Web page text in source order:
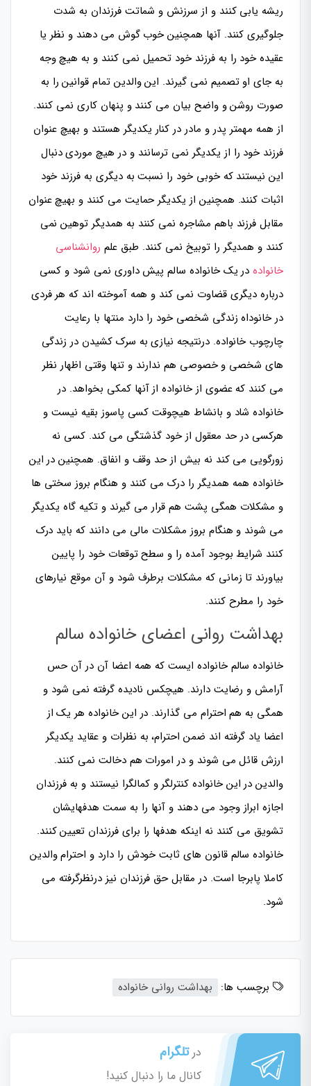
ریشه یابی کنند و از سرزنش و شماتت فرزندان به شدت
جلوگیری کنند. آنها همچنین خوب گوش می دهند و نظر یا
عقیده خود را به فرزند خود تحمیل نمی کنند و به هیچ وجه
به جای او تصمیم نمی گیرند. این والدین تمام قوانین را به
صورت روشن و واضح بیان می کنند و پنهان کاری نمی کنند.
از همه مهمتر پدر و مادر در کنار یکدیگر هستند و بهیچ عنوان
فرزند خود را از یکدیگر نمی ترسانند و در هیچ موردی دنبال
این نیستند که خوبی خود را نسبت به دیگری به فرزند خود
اثبات کنند. همچنین از یکدیگر حمایت می کنند و بهیچ عنوان
مقابل فرزند باهم مشاجره نمی کنند به همدیگر توهین نمی
کنند و همدیگر را توبیخ نمی کنند. طبق علم روانشناسی
خانوادهدر یک خانواده سالم پیش داوری نمی شود و کسی
درباره دیگری قضاوت نمی کند و همه آموخته اند که هر فردی
در خانوداه زندگی شخصی خود را دارد منتها با رعایت
چارچوب خانواده. درنتیجه نیازی به سرک کشیدن در زندگی
های شخصی و خصوصی هم ندارند و تنها وقتی اظهار نظر
می کنند که عضوی از خانواده از آنها کمکی بخواهد. در
خانواده شاد و بانشاط هیچوقت کسی پاسوز بقیه نیست و
هرکسی در حد معقول از خود گذشتگی می کند. کسی نه
زورگویی می کند نه بیش از حد وقف و انفاق. همچنین در این
خانواده همه همدیگر را درک می کنند و هنگام بروز سختی ها
و مشکلات همگی پشت هم قرار می گیرند و تکیه گاه یکدیگر
می شوند و هنگام بروز مشکلات مالی می دانند که باید درک
کنند شرایط بوجود آمده را و سطح توقعات خود را پایین
بیاورند تا زمانی که مشکلات برطرف شود و آن موقع نیارهای
خود را مطرح کنند.
بهداشت روانی اعضای خانواده سالم
خانواده سالم خانواده ایست که همه اعضا آن در آن حس
آرامش و رضایت دارند. هیچکس نادیده گرفته نمی شود و
همگی به هم احترام می گذارند. در این خانواده هر یک از
اعضا یاد گرفته اند ضمن احترام، به نظرات و عقاید یکدیگر
ارزش قائل می شوند و در امورات هم دخالت نمی کنند.
والدین در این خانواده کنترلگر و کمالگرا نیستند و به فرزندان
اجازه ابراز وجود می دهند و آنها را به سمت هدفهایشان
تشویق می کنند نه اینکه هدفها را برای فرزندان تعیین کنند.
خانواده سالم قانون های ثابت خودش را دارد و احترام والدین
کاملا پابرجا است. در مقابل حق فرزندان نیز درنظرگرفته می
شود.
برچسب ها: بهداشت روانی خانواده
درتلگرام
کانال ما را دنبال کنید!